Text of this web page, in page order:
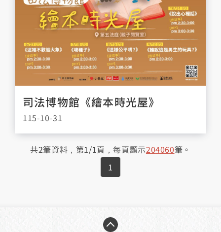
司法博物館《繪本時光屋》
115-10-31
共2筆資料，第1/1頁，每頁顯示204060筆。
1